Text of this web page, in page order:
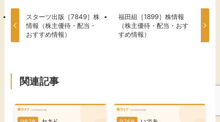
スターツ出版［7849］株
情報（株主優待・配当・
おすすめ情報）
福田組［1899］株情報
（株主優待・配当・おす
すめ情報）
関連記事